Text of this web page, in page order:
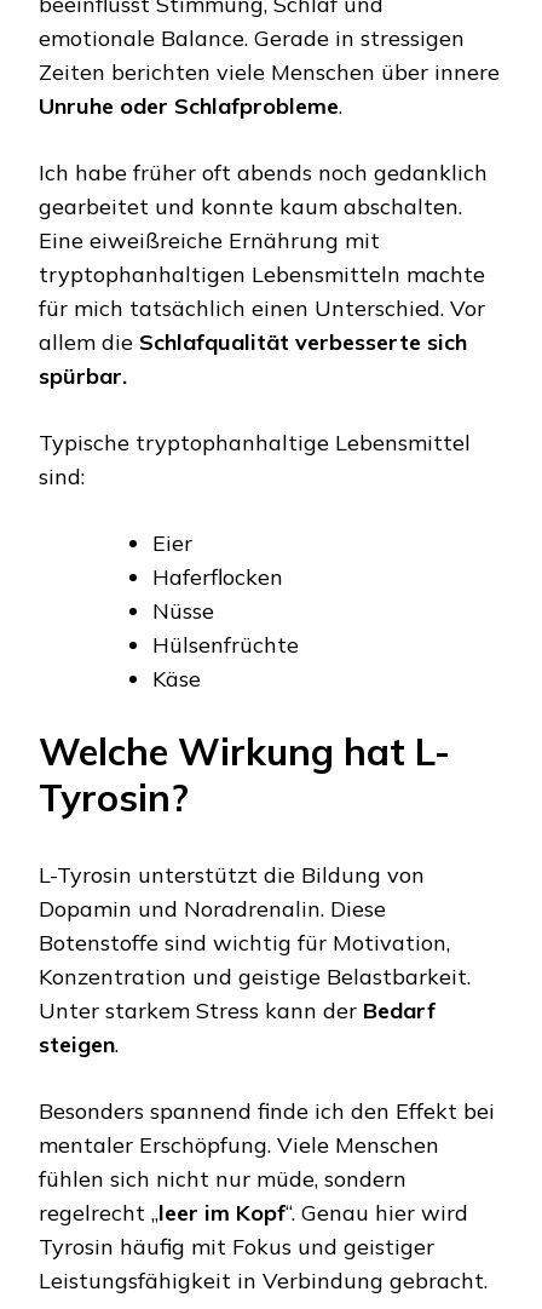
emotionale Balance. Gerade in stressigen
Zeiten berichten viele Menschen über innere
Unruhe oder Schlafprobleme.
Ich habe früher oft abends noch gedanklich
gearbeitet und konnte kaum abschalten.
Eine eiweißreiche Ernährung mit
tryptophanhaltigen Lebensmitteln machte
für mich tatsächlich einen Unterschied. Vor
allem die Schlafqualität verbesserte sich
spürbar.
Typische tryptophanhaltige Lebensmittel
sind:
Eier
Haferflocken
Nüsse
Hülsenfrüchte
Käse
Welche Wirkung hat L-
Tyrosin?
L-Tyrosin unterstützt die Bildung von
Dopamin und Noradrenalin. Diese
Botenstoffe sind wichtig für Motivation,
Konzentration und geistige Belastbarkeit.
Unter starkem Stress kann der Bedarf
steigen.
Besonders spannend finde ich den Effekt bei
mentaler Erschöpfung. Viele Menschen
fühlen sich nicht nur müde, sondern
regelrecht „leer im Kopf“. Genau hier wird
Tyrosin häufig mit Fokus und geistiger
Leistungsfähigkeit in Verbindung gebracht.